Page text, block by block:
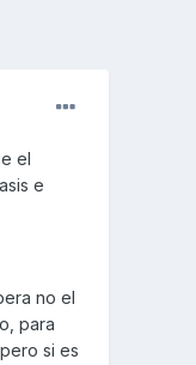
el
e
no el
para
si es